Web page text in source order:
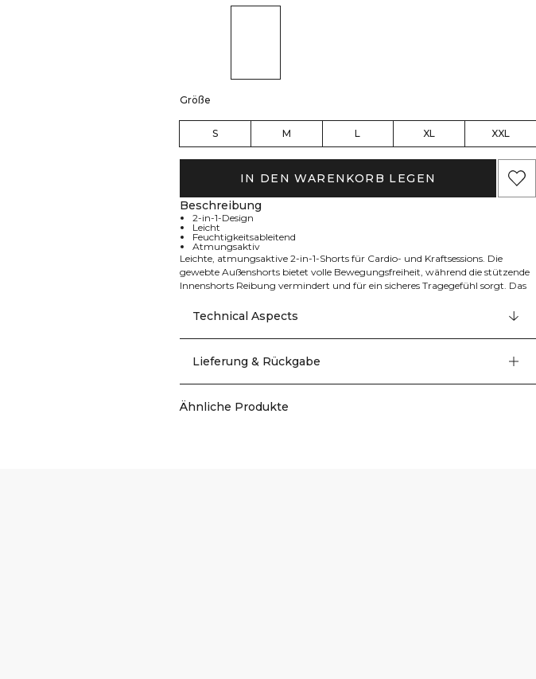
Größe
S M L XL XXL
IN DEN WARENKORB LEGEN
Beschreibung
2-in-1-Design
Leicht
Feuchtigkeitsableitend
Atmungsaktiv
Leichte, atmungsaktive 2‑in‑1-Shorts für Cardio- und Kraftsessions. Die
gewebte Außenshorts bietet volle Bewegungsfreiheit, während die stützende
Innenshorts Reibung vermindert und für ein sicheres Tragegefühl sorgt. Das
mit Kordelzug sitzt den ganzen Tag über bequem. Seitentaschen und eine
kleine Reißverschlusstasche bewahren deine Essentials sicher auf. Gleiche
bequeme Passform wie 13706, aktualisierte Details. Außen: 90 % Polyester, 10
Technical Aspects
Lieferung & Rückgabe
Ähnliche Produkte